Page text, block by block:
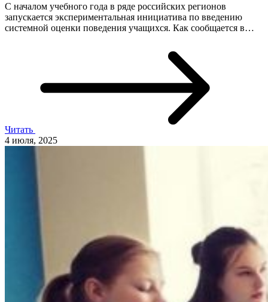
С началом учебного года в ряде российских регионов
запускается экспериментальная инициатива по введению
системной оценки поведения учащихся. Как сообщается в…
Читать
4 июля, 2025